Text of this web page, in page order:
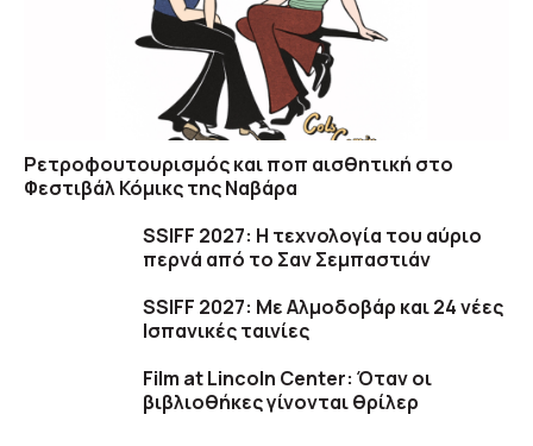
Ρετροφουτουρισμός και ποπ αισθητική στο
Φεστιβάλ Κόμικς της Ναβάρα
SSIFF 2027: Η τεχνολογία του αύριο
περνά από το Σαν Σεμπαστιάν
SSIFF 2027: Με Αλμοδοβάρ και 24 νέες
Ισπανικές ταινίες
Film at Lincoln Center: Όταν οι
βιβλιοθήκες γίνονται θρίλερ